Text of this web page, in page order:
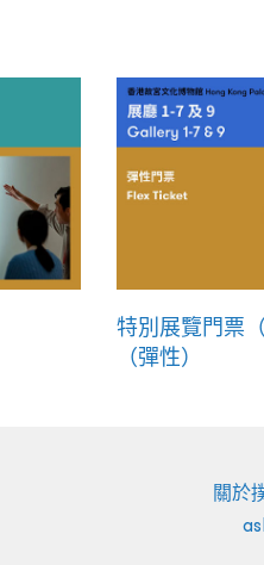
特別展覽門票
（彈性）
關於